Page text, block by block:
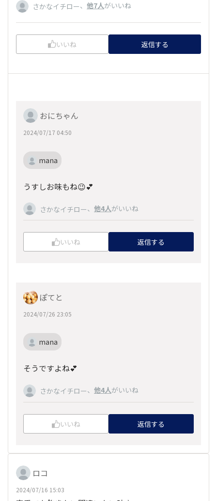
さかなイチロー、 他7人がいいね
いいね 返信する
おにちゃん
2024/07/17 04:50
mana
うすしお味もね😉💕
さかなイチロー、 他4人がいいね
いいね 返信する
ぽてと
2024/07/26 23:05
mana
そうですよね💕
さかなイチロー、 他4人がいいね
いいね 返信する
ロコ
2024/07/16 15:03